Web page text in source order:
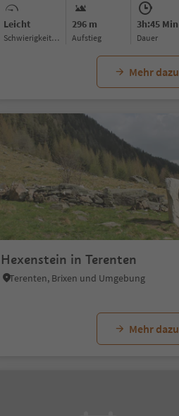
Leicht
Schwierigkeitsgrad
296 m
Aufstieg
3h:45 Min
Dauer
Mehr dazu
Hexenstein in Terenten
Terenten, Brixen und Umgebung
Mehr dazu